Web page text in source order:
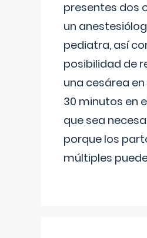
presentes dos
un
pediatra, así
posibilidad de
una cesárea
30 minutos en
que sea
porque los
múltiples